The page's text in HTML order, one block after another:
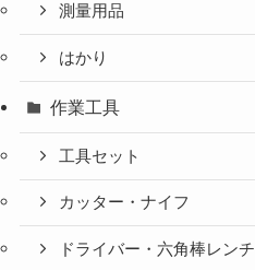
測量用品
はかり
作業工具
工具セット
カッター・ナイフ
ドライバー・六角棒レンチ